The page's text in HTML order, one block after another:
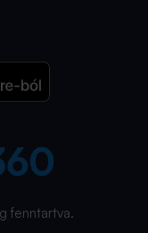
fenntartva.